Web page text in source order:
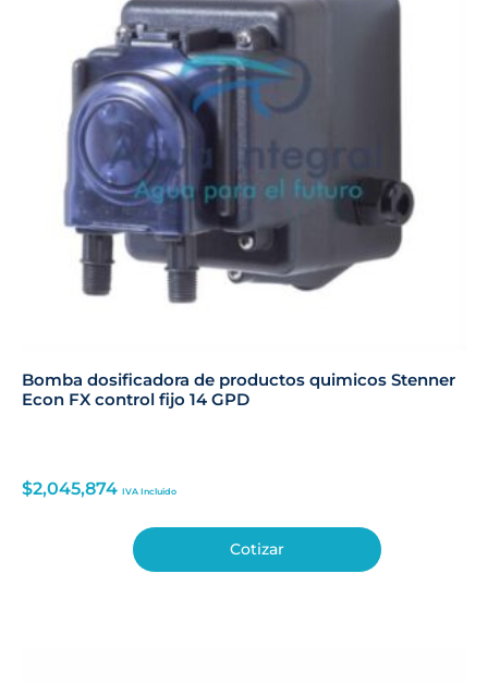
Bomba dosificadora de productos quimicos Stenner
Econ FX control fijo 14 GPD
$2,045,874 IVA Incluido
Cotizar